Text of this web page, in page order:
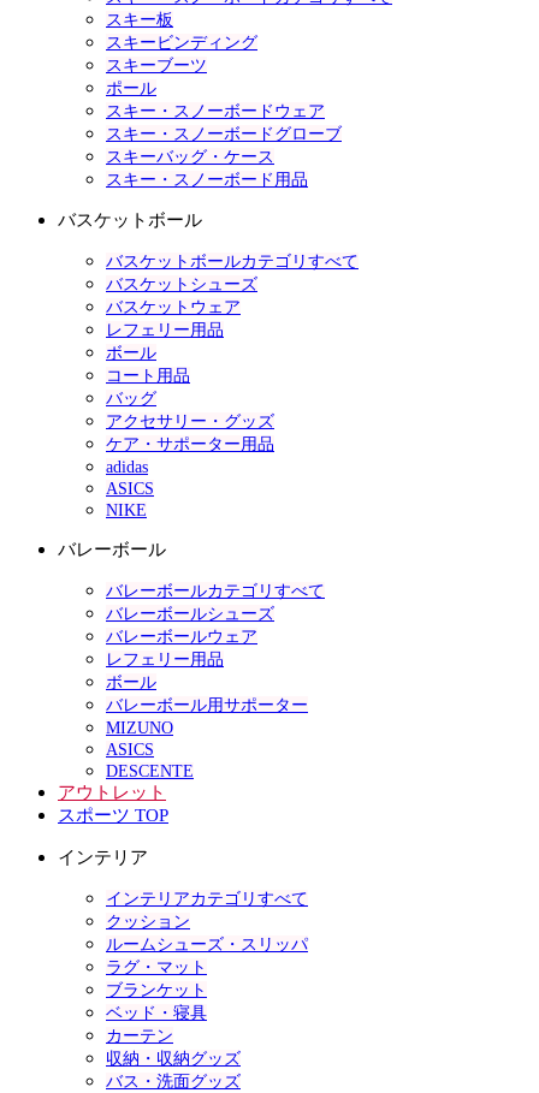
スキー板
スキービンディング
スキーブーツ
ポール
スキー・スノーボードウェア
スキー・スノーボードグローブ
スキーバッグ・ケース
スキー・スノーボード用品
バスケットボール
バスケットボールカテゴリすべて
バスケットシューズ
バスケットウェア
レフェリー用品
ボール
コート用品
バッグ
アクセサリー・グッズ
ケア・サポーター用品
adidas
ASICS
NIKE
バレーボール
バレーボールカテゴリすべて
バレーボールシューズ
バレーボールウェア
レフェリー用品
ボール
バレーボール用サポーター
MIZUNO
ASICS
DESCENTE
アウトレット
スポーツ TOP
インテリア
インテリアカテゴリすべて
クッション
ルームシューズ・スリッパ
ラグ・マット
ブランケット
ベッド・寝具
カーテン
収納・収納グッズ
バス・洗面グッズ